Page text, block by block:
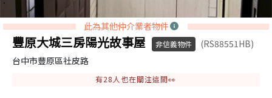
此為其他仲介業者物件
豐原大城三房陽光故事屋 非信義物件
(RS88551HB)
台中市豐原區社皮路
有28 人也在關注這間👀